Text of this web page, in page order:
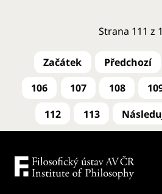
Strana 111 z
106
107 108
112
113